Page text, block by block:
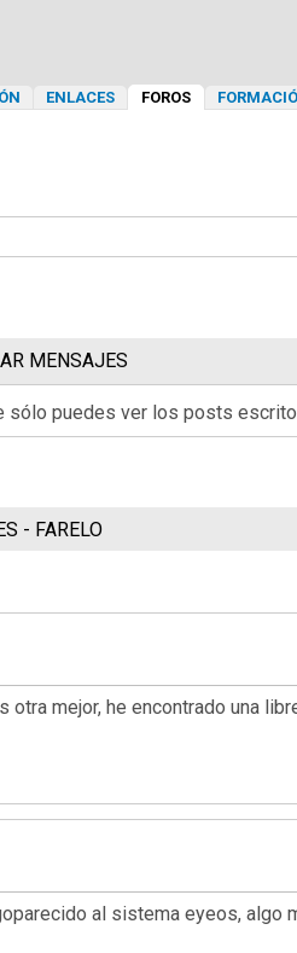
ENLACES FOROS
MENSAJES
puedes ver los posts
- FARELO
mejor, he encontrado una
al sistema eyeos, algo